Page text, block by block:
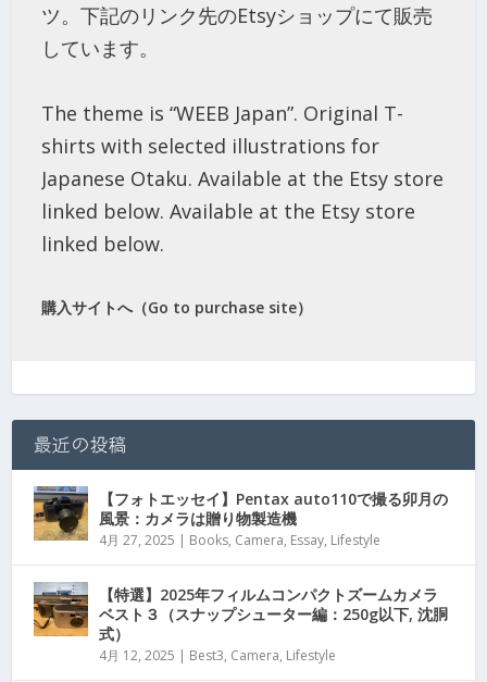
ツ。下記のリンク先のEtsyショップにて販売
しています。
The theme is “WEEB Japan”. Original T-
shirts with selected illustrations for
Japanese Otaku. Available at the Etsy store
linked below. Available at the Etsy store
linked below.
購入サイトへ（Go to purchase site）
最近の投稿
【フォトエッセイ】Pentax auto110で撮る卯月の
風景：カメラは贈り物製造機
4月 27, 2025 | Books, Camera, Essay, Lifestyle
【特選】2025年フィルムコンパクトズームカメラ
ベスト３（スナップシューター編：250g以下, 沈胴
式）
4月 12, 2025 | Best3, Camera, Lifestyle